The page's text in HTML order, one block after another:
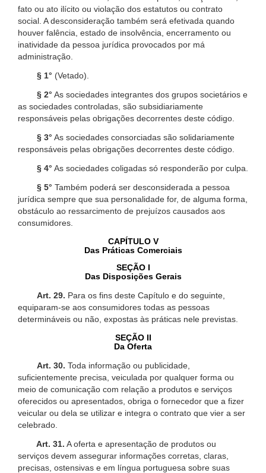
fato ou ato ilícito ou violação dos estatutos ou contrato
social. A desconsideração também será efetivada quando
houver falência, estado de insolvência, encerramento ou
inatividade da pessoa jurídica provocados por má
administração.
§ 1° (Vetado).
§ 2° As sociedades integrantes dos grupos societários e
as sociedades controladas, são subsidiariamente
responsáveis pelas obrigações decorrentes deste código.
§ 3° As sociedades consorciadas são solidariamente
responsáveis pelas obrigações decorrentes deste código.
§ 4° As sociedades coligadas só responderão por culpa.
§ 5° Também poderá ser desconsiderada a pessoa
jurídica sempre que sua personalidade for, de alguma forma,
obstáculo ao ressarcimento de prejuízos causados aos
consumidores.
CAPÍTULO V
Das Práticas Comerciais
SEÇÃO I
Das Disposições Gerais
Art. 29. Para os fins deste Capítulo e do seguinte,
equiparam-se aos consumidores todas as pessoas
determináveis ou não, expostas às práticas nele previstas.
SEÇÃO II
Da Oferta
Art. 30. Toda informação ou publicidade,
suficientemente precisa, veiculada por qualquer forma ou
meio de comunicação com relação a produtos e serviços
oferecidos ou apresentados, obriga o fornecedor que a fizer
veicular ou dela se utilizar e integra o contrato que vier a ser
celebrado.
Art. 31. A oferta e apresentação de produtos ou
serviços devem assegurar informações corretas, claras,
precisas, ostensivas e em língua portuguesa sobre suas